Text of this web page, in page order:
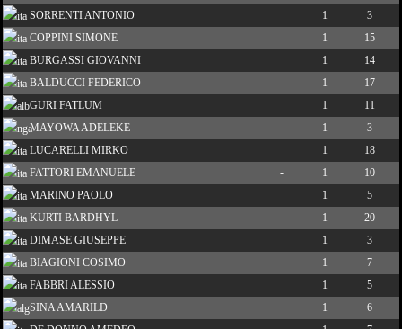
SORRENTI ANTONIO
1
3
COPPINI SIMONE
1
15
BURGASSI GIOVANNI
1
14
BALDUCCI FEDERICO
1
17
GURI FATLUM
1
11
MAYOWA ADELEKE
1
3
LUCARELLI MIRKO
1
18
FATTORI EMANUELE
- 1
10
MARINO PAOLO
1
5
KURTI BARDHYL
1
20
DIMASE GIUSEPPE
1
3
BIAGIONI COSIMO
1
7
FABBRI ALESSIO
1
5
SINA AMARILD
1
6